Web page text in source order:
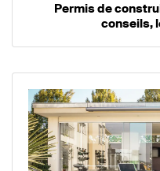
Permis de
conseils,